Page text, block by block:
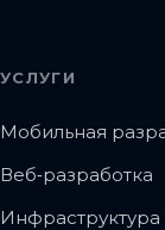
УСЛУГИ
Мобильная
Веб‑разработка